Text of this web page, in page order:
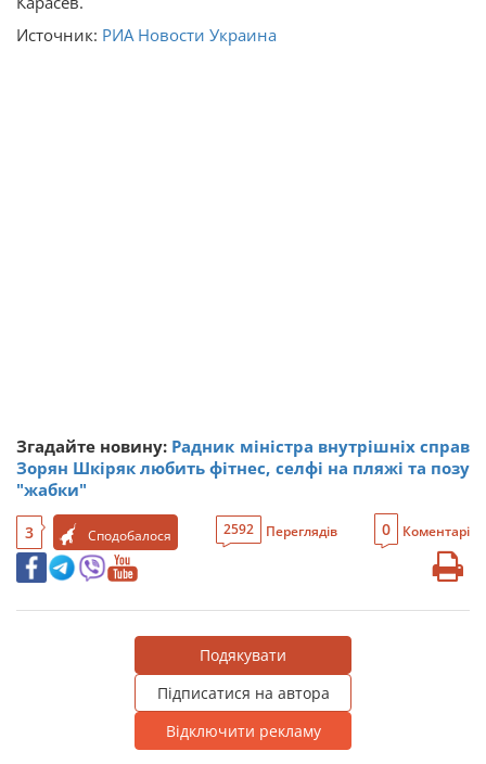
Источник: РИА Новости Украина
Згадайте новину: Радник міністра внутрішніх справ
Зорян Шкіряк любить фітнес, селфі на пляжі та позу
"жабки"
3 Сподобалося 2592 Переглядів 0 Коментарі
Подякувати
Підписатися на автора
Відключити рекламу